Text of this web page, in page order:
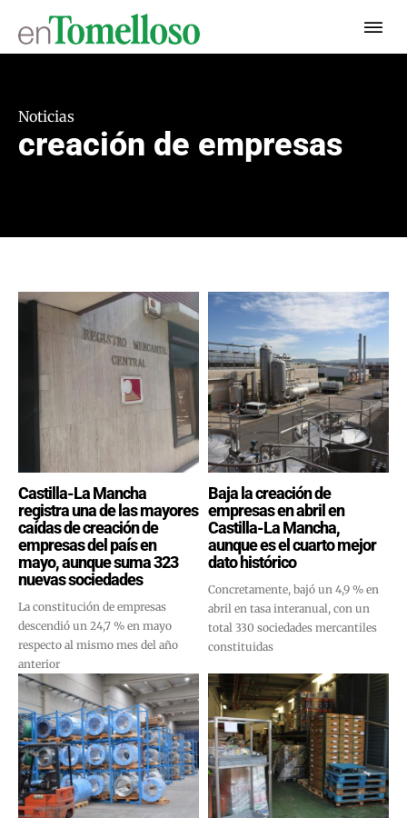
Noticias
creación de empresas
Castilla-La Mancha
registra una de las mayores
caídas de creación de
empresas del país en
mayo, aunque suma 323
nuevas sociedades
La constitución de empresas
descendió un 24,7 % en mayo
respecto al mismo mes del año
anterior
Baja la creación de
empresas en abril en
Castilla-La Mancha,
aunque es el cuarto mejor
dato histórico
Concretamente, bajó un 4,9 % en
abril en tasa interanual, con un
total 330 sociedades mercantiles
constituidas